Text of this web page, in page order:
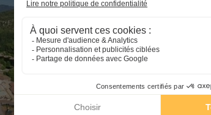
Rhône-alpes
(18,1 km de Lagorce)
Point Wifi gratuit